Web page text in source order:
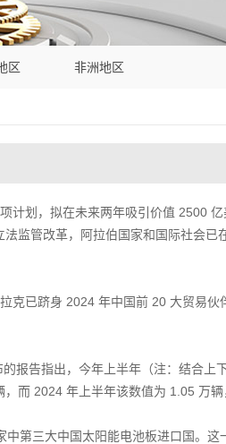
区 非洲地区
计划，拟在未来两年吸引价值 2500
监管改革，阿拉伯国家和国际社会已
克已跻身 2024 年中国前 20 大贸易伙
报告指出，今年上半年（注：结合上
而 2024 年上半年该数值为 1.05 万辆
第三大中国太阳能电池板进口国。